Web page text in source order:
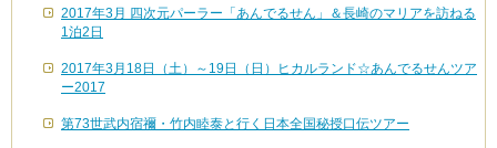
2017年3月 四次元パーラー「あんでるせん」＆長崎のマリアを訪ねる
1泊2日
2017年3月18日（土）～19日（日）ヒカルランド☆あんでるせんツア
ー2017
第73世武内宿禰・竹内睦泰と行く日本全国秘授口伝ツアー